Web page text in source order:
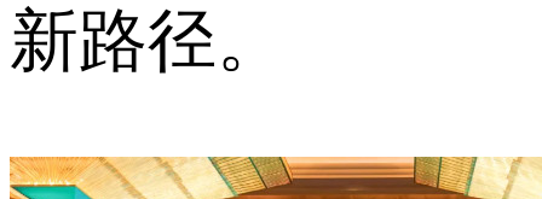
新路径。